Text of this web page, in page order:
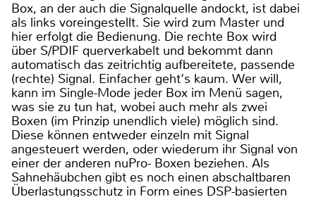
Box, an der auch die Signalquelle andockt, ist dabei
als links voreingestellt. Sie wird zum Master und
hier erfolgt die Bedienung. Die rechte Box wird
über S/PDIF querverkabelt und bekommt dann
automatisch das zeitrichtig aufbereitete, passende
(rechte) Signal. Einfacher geht‘s kaum. Wer will,
kann im Single-Mode jeder Box im Menü sagen,
was sie zu tun hat, wobei auch mehr als zwei
Boxen (im Prinzip unendlich viele) möglich sind.
Diese können entweder einzeln mit Signal
angesteuert werden, oder wiederum ihr Signal von
einer der anderen nuPro- Boxen beziehen. Als
Sahnehäubchen gibt es noch einen abschaltbaren
Überlastungsschutz in Form eines DSP-basierten